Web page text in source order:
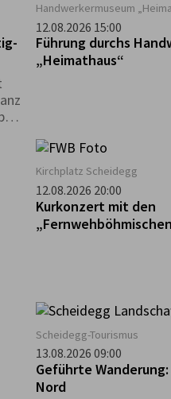
Handwerkermuseum
12.08.2026 15:00
Führung durchs
„Heimathaus“
Kirchplatz Scheidegg
12.08.2026 20:00
Kurkonzert mit den
Scheidegg-Tourismus
13.08.2026 09:00
Geführte
Nord